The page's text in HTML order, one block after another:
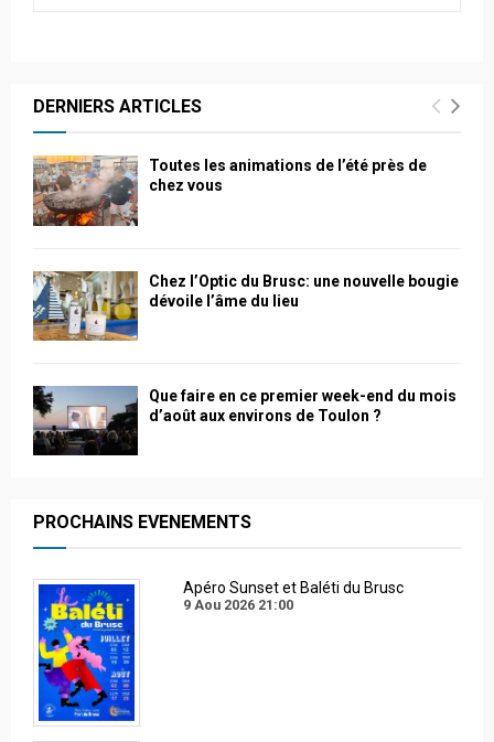
DERNIERS ARTICLES
Toutes les animations de l’été près de
chez vous
Chez l’Optic du Brusc: une nouvelle bougie
dévoile l’âme du lieu
Que faire en ce premier week-end du mois
d’août aux environs de Toulon ?
PROCHAINS EVENEMENTS
Apéro Sunset et Baléti du Brusc
9 Aou 2026 21:00